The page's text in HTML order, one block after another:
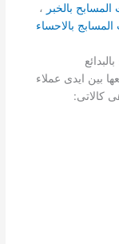
بالخبر ،
بالاحساء
بين ايدى عملاء
كالاتى: